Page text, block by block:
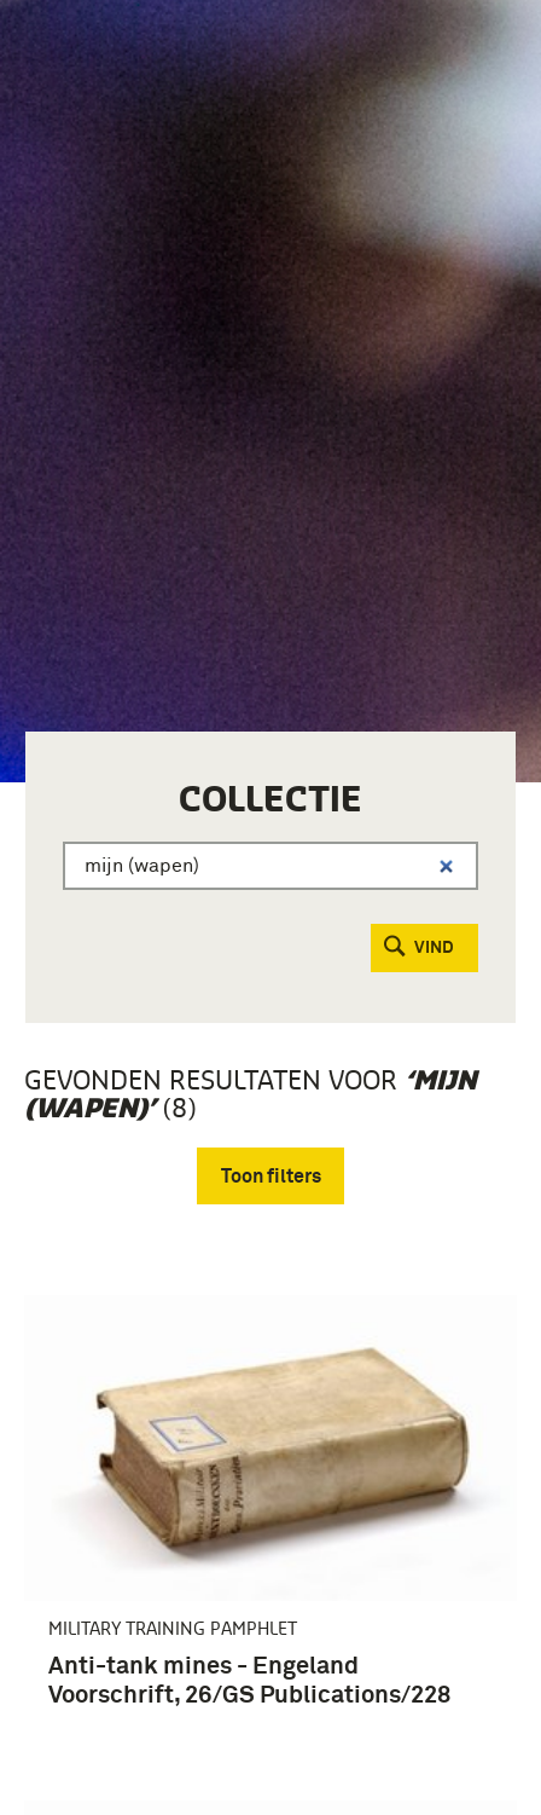
COLLECTIE
VIND
GEVONDEN RESULTATEN VOOR ‘MIJN
(WAPEN)’(8)
Toon filters
boek, voorschrift (7)
MILITARY TRAINING PAMPHLET
Anti-tank mines - Engeland
Voorschrift, 26/GS Publications/228